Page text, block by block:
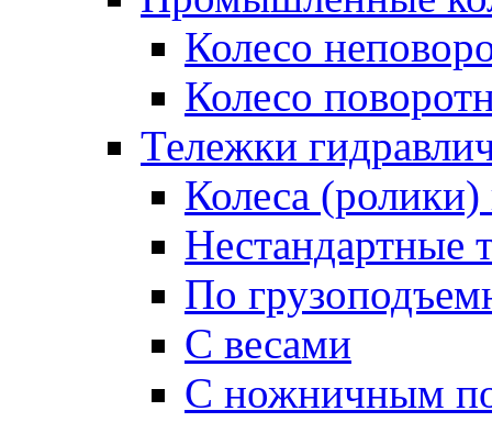
Колесо
Колесо
Тележки
Колеса
Нестандартные
По
С весами
С ножничным